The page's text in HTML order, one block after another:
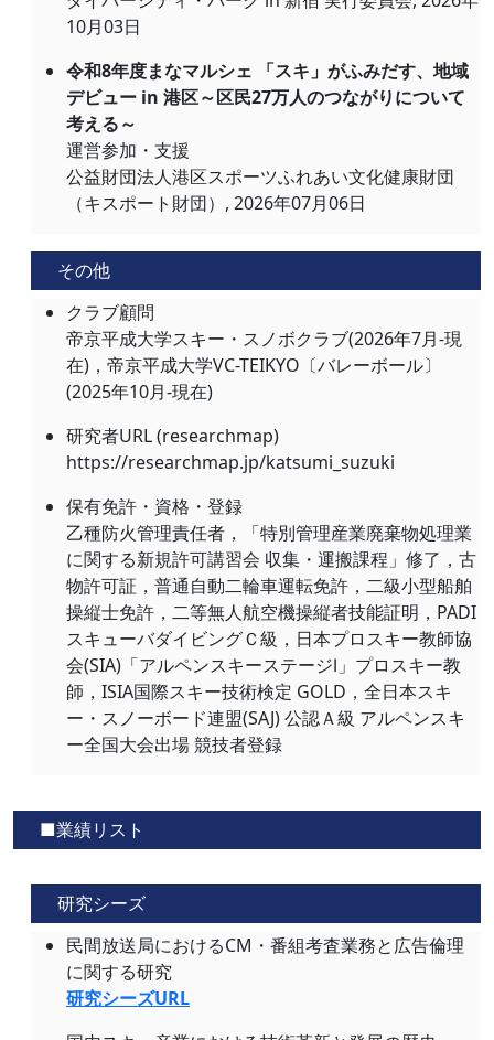
10月03日
令和8年度まなマルシェ 「スキ」がふみだす、地域
デビュー in 港区～区民27万人のつながりについて
考える～
運営参加・支援
公益財団法人港区スポーツふれあい文化健康財団
（キスポート財団）, 2026年07月06日
その他
クラブ顧問
帝京平成大学スキー・スノボクラブ(2026年7月-現
在)，帝京平成大学VC-TEIKYO〔バレーボール〕
(2025年10月-現在)
研究者URL (researchmap)
https://researchmap.jp/katsumi_suzuki
保有免許・資格・登録
乙種防火管理責任者，「特別管理産業廃棄物処理業
に関する新規許可講習会 収集・運搬課程」修了，古
物許可証，普通自動二輪車運転免許，二級小型船舶
操縦士免許，二等無人航空機操縦者技能証明，PADI
スキューバダイビングＣ級，日本プロスキー教師協
会(SIA)「アルペンスキーステージⅠ」プロスキー教
師，ISIA国際スキー技術検定 GOLD，全日本スキ
ー・スノーボード連盟(SAJ) 公認Ａ級 アルペンスキ
ー全国大会出場 競技者登録
■業績リスト
研究シーズ
民間放送局におけるCM・番組考査業務と広告倫理
に関する研究
研究シーズURL